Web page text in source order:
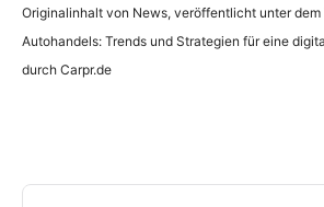
Originalinhalt von News, veröffentlicht unter
Autohandels: Trends und Strategien für eine
durch Carpr.de